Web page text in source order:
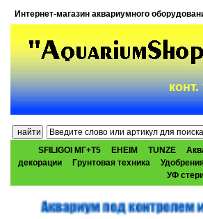
Интернет-магазин аквариумного
SFILIGOI МГ+Т5 EHEIM TUNZE
декорации
Грунтовая техника
УФ